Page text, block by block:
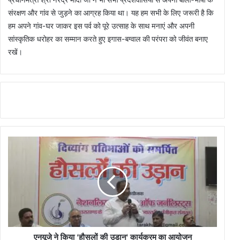
संरक्षण और गांव से जुड़ने का आग्रह किया था। यह हम सभी के लिए जरूरी है कि
हम अपने गांव-घर जाकर इस पर्व को पूरे उत्साह के साथ मनाएं और अपनी
सांस्कृतिक धरोहर का सम्मान करते हुए इगास-बग्वाल की परंपरा को जीवंत बनाए
रखें।
एनयूजे ने किया ‘हौसलों की उड़ान‘ कार्यक्रम का आयोजन